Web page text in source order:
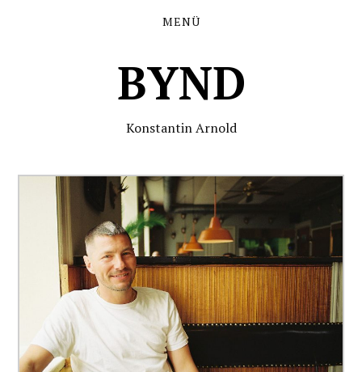
MENÜ
BYND
Konstantin Arnold